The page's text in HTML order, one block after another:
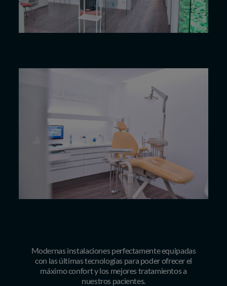
Modernas instalaciones perfectamente equipadas
con las últimas tecnologías para poder ofrecer el
máximo confort y los mejores tratamientos a
nuestros pacientes.